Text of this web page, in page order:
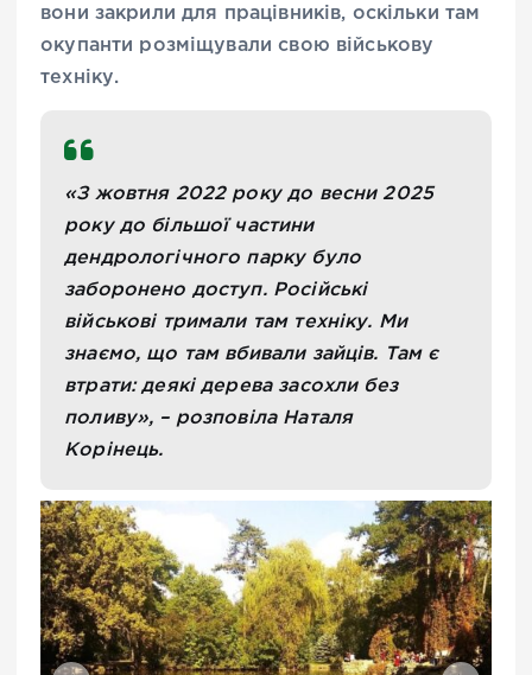
вони закрили для працівників, оскільки там
окупанти розміщували свою військову
техніку.
«З жовтня 2022 року до весни 2025
року до більшої частини
дендрологічного парку було
заборонено доступ. Російські
військові тримали там техніку. Ми
знаємо, що там вбивали зайців. Там є
втрати: деякі дерева засохли без
поливу», – розповіла Наталя
Корінець.